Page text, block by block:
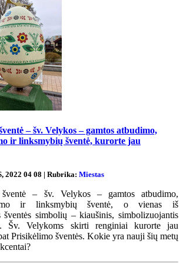
– šv. Velykos – gamtos atbudimo,
ir linksmybių šventė, kurorte jau
2022 04 08 | Rubrika: Miestas
– šv. Velykos – gamtos atbudimo,
ir linksmybių šventė, o vienas iš
šventės simbolių – kiaušinis, simbolizuojantis
Šv. Velykoms skirti renginiai kurorte jau
Prisikėlimo šventės. Kokie yra nauji šių metų